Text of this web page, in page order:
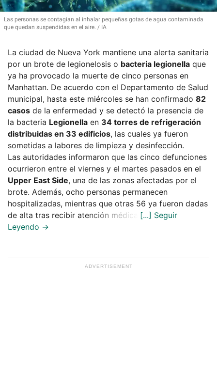
Las personas se contagian al inhalar pequeñas gotas de agua contaminada
que quedan suspendidas en el aire.
IA
La ciudad de Nueva York mantiene una alerta sanitaria
por un brote de legionelosis o bacteria legionella que
ya ha provocado la muerte de cinco personas en
Manhattan. De acuerdo con el Departamento de Salud
municipal, hasta este miércoles se han confirmado 82
casos de la enfermedad y se detectó la presencia de
la bacteria Legionella en 34 torres de refrigeración
distribuidas en 33 edificios, las cuales ya fueron
sometidas a labores de limpieza y desinfección.
Las autoridades informaron que las cinco defunciones
ocurrieron entre el viernes y el martes pasados en el
Upper East Side, una de las zonas afectadas por el
brote. Además, ocho personas permanecen
hospitalizadas, mientras que otras 56 ya fueron dadas
de alta tras recibir atención médica.